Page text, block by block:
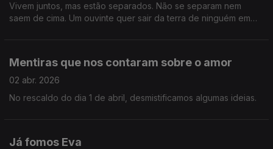
Vivem juntos, mas estão separados. Não se separam nem
saem de cima. Um ouvinte quer sair da terra de ninguém em
Mentiras que nos contaram sobre o amor
02 abr. 2026
No rescaldo do dia 1 de abril, desmistificamos algumas ideias.
Já fomos Eva